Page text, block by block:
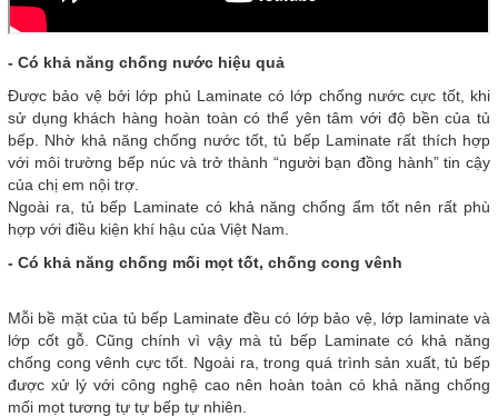
- Có khả năng chống nước hiệu quả
Được bảo vệ bởi lớp phủ Laminate có lớp chống nước cực tốt, khi
sử dụng khách hàng hoàn toàn có thể yên tâm với độ bền của tủ
bếp. Nhờ khả năng chống nước tốt, tủ bếp Laminate rất thích hợp
với môi trường bếp núc và trở thành “người bạn đồng hành” tin cậy
của chị em nội trợ.
Ngoài ra, tủ bếp Laminate có khả năng chống ẩm tốt nên rất phù
hợp với điều kiện khí hậu của Việt Nam.
- Có khả năng chống mối mọt tốt, chống cong vênh
Mỗi bề mặt của tủ bếp Laminate đều có lớp bảo vệ, lớp laminate và
lớp cốt gỗ. Cũng chính vì vậy mà tủ bếp Laminate có khả năng
chống cong vênh cực tốt. Ngoài ra, trong quá trình sản xuất, tủ bếp
được xử lý với công nghệ cao nên hoàn toàn có khả năng chống
mối mọt tương tự tự bếp tự nhiên.